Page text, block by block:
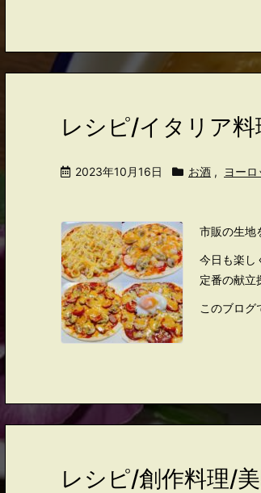
レシピ/イタリア
2023年10月16日 お酒 , ヨーロ
市販の生地
今日も楽し
定番の献立
このブログ
レシピ/創作料理/